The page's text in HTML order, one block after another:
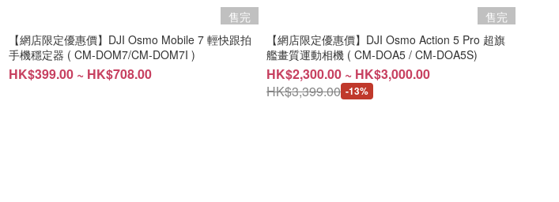
售完
【網店限定優惠價】DJI Osmo Mobile 7 輕快跟拍
手機穩定器 ( CM-DOM7/CM-DOM7I )
HK$399.00 ~ HK$708.00
售完
【網店限定優惠價】DJI Osmo Action 5 Pro 超旗
艦畫質運動相機 ( CM-DOA5 / CM-DOA5S)
HK$2,300.00 ~ HK$3,000.00
HK$3,399.00 -13%